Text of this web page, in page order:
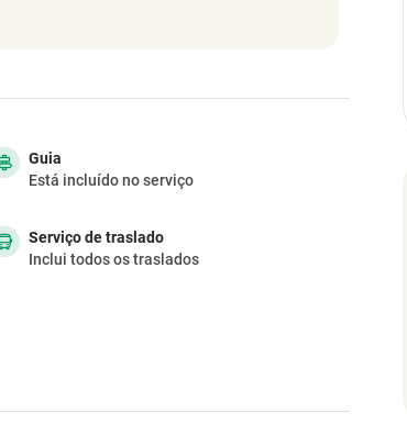
Guia
Está incluído no serviço
Serviço de traslado
Inclui todos os traslados